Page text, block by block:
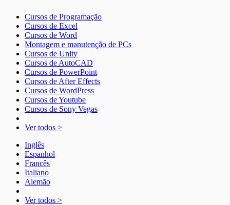
Cursos de Programação
Cursos de Excel
Cursos de Word
Montagem e manutenção de PCs
Cursos de Unity
Cursos de AutoCAD
Cursos de PowerPoint
Cursos de After Effects
Cursos de WordPress
Cursos de Youtube
Cursos de Sony Vegas
Ver todos >
Inglês
Espanhol
Francês
Italiano
Alemão
Ver todos >